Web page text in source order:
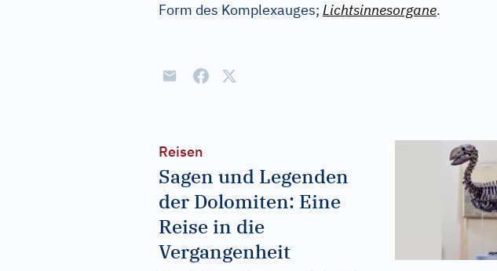
Form des Komplexauges; Lichtsinnesorgane.
Reisen
Sagen und Legenden
der Dolomiten: Eine
Reise in die
Vergangenheit